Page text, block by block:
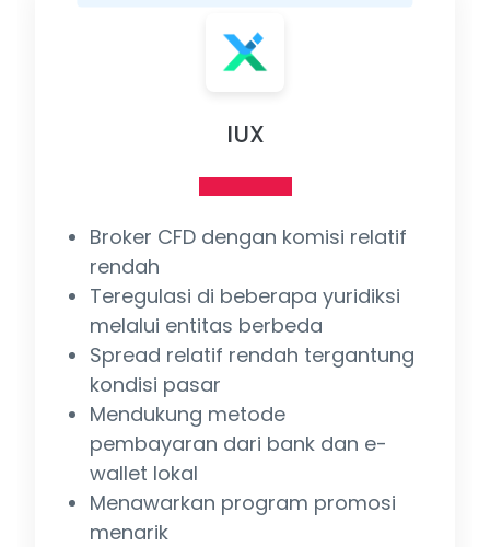
IUX
Broker CFD dengan komisi relatif
rendah
Teregulasi di beberapa yuridiksi
melalui entitas berbeda
Spread relatif rendah tergantung
kondisi pasar
Mendukung metode
pembayaran dari bank dan e-
wallet lokal
Menawarkan program promosi
menarik